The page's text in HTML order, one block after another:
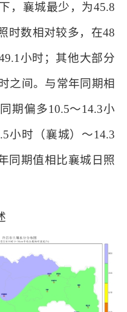
，襄城最少，为45.8
时数相对较多，在48
小时；其他大部分
之间。与常年同期相
期偏多10.5～14.3小
小时（襄城）～14.3
同期值相比襄城日照